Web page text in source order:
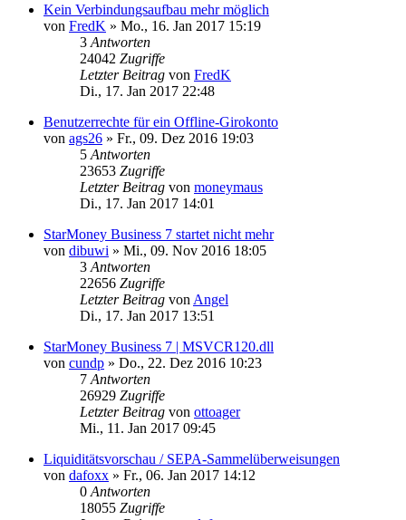
Kein Verbindungsaufbau mehr möglich
von FredK » Mo., 16. Jan 2017 15:19
3 Antworten
24042 Zugriffe
Letzter Beitrag von FredK
Di., 17. Jan 2017 22:48
Benutzerrechte für ein Offline-Girokonto
von ags26 » Fr., 09. Dez 2016 19:03
5 Antworten
23653 Zugriffe
Letzter Beitrag von moneymaus
Di., 17. Jan 2017 14:01
StarMoney Business 7 startet nicht mehr
von dibuwi » Mi., 09. Nov 2016 18:05
3 Antworten
22656 Zugriffe
Letzter Beitrag von Angel
Di., 17. Jan 2017 13:51
StarMoney Business 7 | MSVCR120.dll
von cundp » Do., 22. Dez 2016 10:23
7 Antworten
26929 Zugriffe
Letzter Beitrag von ottoager
Mi., 11. Jan 2017 09:45
Liquiditätsvorschau / SEPA-Sammelüberweisungen
von dafoxx » Fr., 06. Jan 2017 14:12
0 Antworten
18055 Zugriffe